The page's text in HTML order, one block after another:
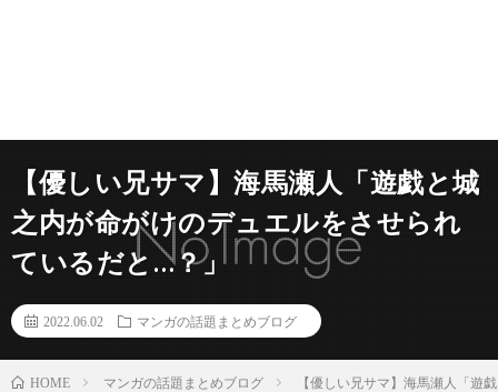
【優しい兄サマ】海馬瀬人「遊戯と城
之内が命がけのデュエルをさせられ
ているだと…？」
2022.06.02 マンガの話題まとめブログ
HOME マンガの話題まとめブログ 【優しい兄サマ】海馬瀬人「遊